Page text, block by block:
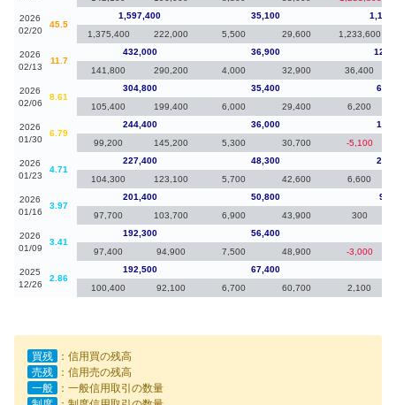
2026
02/20
45.5
1,597,400 35,100
1,375,400
222,000 5,500 29,600 1,233,600
2026
02/13
11.7
432,000 36,900
141,800
290,200 4,000 32,900 36,400
2026
02/06
8.61
304,800 35,400
105,400
199,400 6,000 29,400 6,200
2026
01/30
6.79
244,400 36,000
99,200
145,200 5,300 30,700 -5,100
2026
01/23
4.71
227,400 48,300
104,300
123,100 5,700 42,600 6,600
2026
01/16
3.97
201,400 50,800
97,700
103,700 6,900 43,900 300
2026
01/09
3.41
192,300 56,400
97,400
94,900 7,500 48,900 -3,000
2025
12/26
2.86
192,500 67,400
100,400
92,100 6,700 60,700 2,100
買残
：信用買の残高
売残
：信用売の残高
一般
：一般信用取引の数量